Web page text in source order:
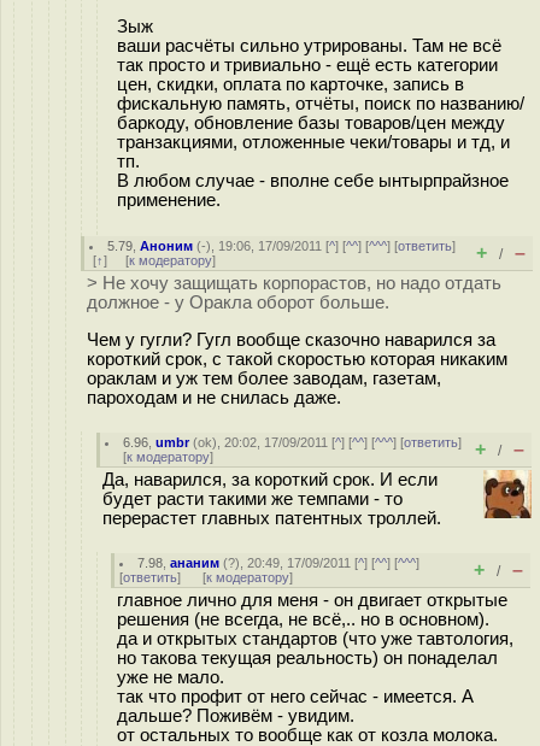
Зыж
ваши расчёты сильно утрированы. Там не всё
так просто и тривиально - ещё есть категории
цен, скидки, оплата по карточке, запись в
фискальную память, отчёты, поиск по названию/
баркоду, обновление базы товаров/цен между
транзакциями, отложенные чеки/товары и тд, и
тп.
В любом случае - вполне себе ынтырпрайзное
применение.
5.79 ,Аноним (-), 19:06, 17/09/2011 [^] [^^] [^^^] [ответить]
[↑] [к модератору] + / –
> Не хочу защищать корпорастов, но надо отдать
должное - у Оракла оборот больше.
Чем у гугли? Гугл вообще сказочно наварился за
короткий срок, с такой скоростью которая никаким
ораклам и уж тем более заводам, газетам,
пароходам и не снилась даже.
6.96 ,umbr(ok), 20:02, 17/09/2011 [^] [^^] [^^^] [ответить]
[к модератору] + / –
Да, наварился, за короткий срок. И если
будет расти такими же темпами - то
перерастет главных патентных троллей.
7.98 ,ананим (?), 20:49, 17/09/2011 [^] [^^] [^^^]
[ответить] [к модератору] + / –
главное лично для меня - он двигает открытые
решения (не всегда, не всё,.. но в основном).
да и открытых стандартов (что уже тавтология,
но такова текущая реальность) он понаделал
уже не мало.
так что профит от него сейчас - имеется. А
дальше? Поживём - увидим.
от остальных то вообще как от козла молока.